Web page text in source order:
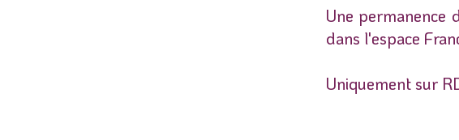
Une permanence
dans l'espace
Uniquement sur